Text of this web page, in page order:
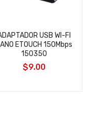
USB WI-FI
ETOUCH 150Mbps
150350
$9.00